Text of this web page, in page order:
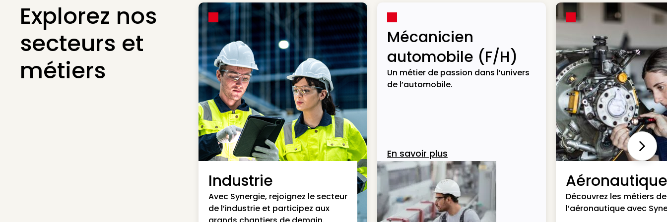
Explorez nos
secteurs et
métiers
Industrie
Avec Synergie, rejoignez le secteur
de l’industrie et participez aux
Mécanicien
automobile (F/H)
Un métier de passion dans l’univers
de l’automobile.
En savoir plus
Aéronautique
Découvrez les métiers de
l’aéronautique avec
Next